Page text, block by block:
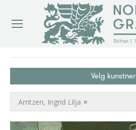
Velg kunstner
×
Arntzen, Ingrid Lilja